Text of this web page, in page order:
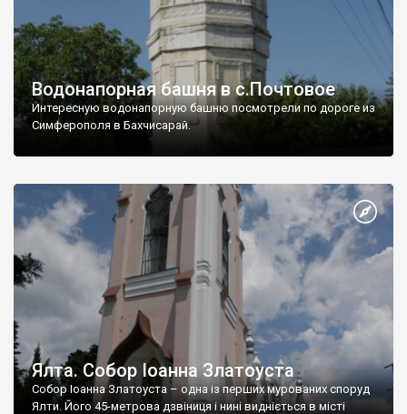
Водонапорная башня в с.Почтовое
Интересную водонапорную башню посмотрели по дороге из
Симферополя в Бахчисарай.
Ялта. Собор Іоанна Златоуста
Собор Іоанна Златоуста – одна із перших мурованих споруд
Ялти. Його 45-метрова дзвіниця і нині видніється в місті